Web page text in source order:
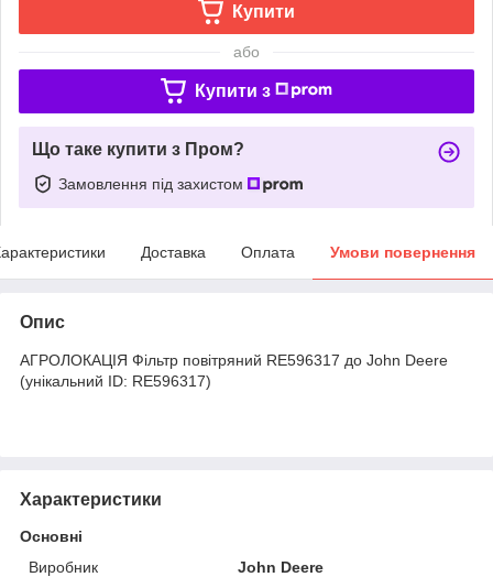
Купити
або
Купити з
Що таке купити з Пром?
Замовлення під захистом
Доставка Оплата Умови повернення
Опис
АГРОЛОКАЦІЯ Фільтр повітряний RE596317 до John Deere
(унікальний ID: RE596317)
Характеристики
Основні
Виробник
John Deere